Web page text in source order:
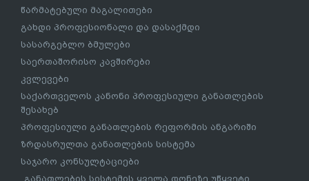
წარმატებული მაგალითები
გახდი პროფესიონალი და დასაქმდი
სასარგებლო ბმულები
საერთაშორისო კავშირები
კვლევები
საქართველოს კანონი პროფესიული განათლების
შესახებ
პროფესიული განათლების რეფორმის ანგარიში
ზრდასრულთა განათლების სისტემა
საჯარო კონსულტაციები
„განათლების სისტემის ყველა დონეზე უწყვეტი